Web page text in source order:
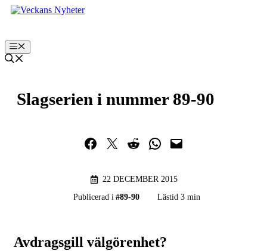
Hoppa
Meny
Slagserien i nummer 89-90
Dela på Facebook
Dela på TwitterDela på RedditDela i WhatsApp
Maila en länk
22 DECEMBER 2015
Publicerad i #89-90 Lästid 3 min
Avdragsgill välgörenhet?